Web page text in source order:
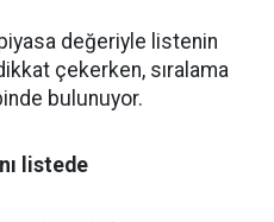
değeriyle listenin
çekerken, sıralama
bulunuyor.
listede